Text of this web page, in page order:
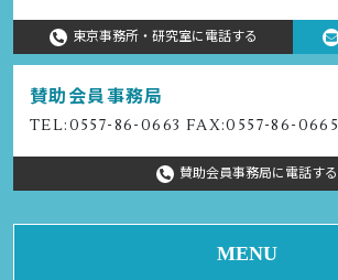
東京事務所・研究室に電話する
賛助会員事務局
TEL:0557-86-0663 FAX:0557-86-0665
賛助会員事務局に電話する
MENU